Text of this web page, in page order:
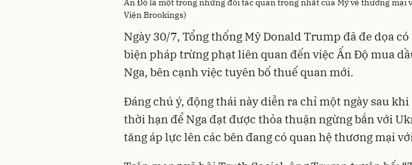
Ấn Độ là một trong những đối tác quan trọng nhất của Mỹ về thương mại
Viện Brookings)
Ngày 30/7, Tổng thống Mỹ Donald Trump đã đe dọa
biện pháp trừng phạt liên quan đến việc Ấn Độ mua
Nga, bên cạnh việc tuyên bố thuế quan mới.
Đáng chú ý, động thái này diễn ra chỉ một ngày sau khi
thời hạn để Nga đạt được thỏa thuận ngừng bắn với
tăng áp lực lên các bên đang có quan hệ thương mại